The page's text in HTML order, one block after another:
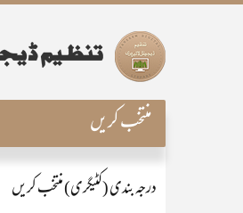
منتخب کریں
درجہ بندی (کٹیگری) منتخب کریں